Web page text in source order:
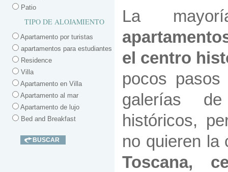
Patio
TIPO DE ALOJAMIENTO
Apartamento por turistas
apartamentos para estudiantes
Residence
Villa
Apartamento en Villa
Apartamento al mar
Apartamento de lujo
Bed and Breakfast
La
el centro
pocos pasos
galerías
históricos,
no quieren la
Toscana,